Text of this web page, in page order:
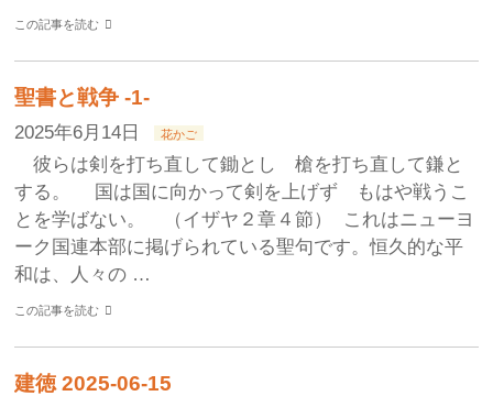
この記事を読む
聖書と戦争 -1-
2025年6月14日 花かご
彼らは剣を打ち直して鋤とし 槍を打ち直して鎌と
する。 国は国に向かって剣を上げず もはや戦うこ
とを学ばない。 （イザヤ２章４節） これはニューヨ
ーク国連本部に掲げられている聖句です。恒久的な平
和は、人々の …
この記事を読む
建徳 2025-06-15